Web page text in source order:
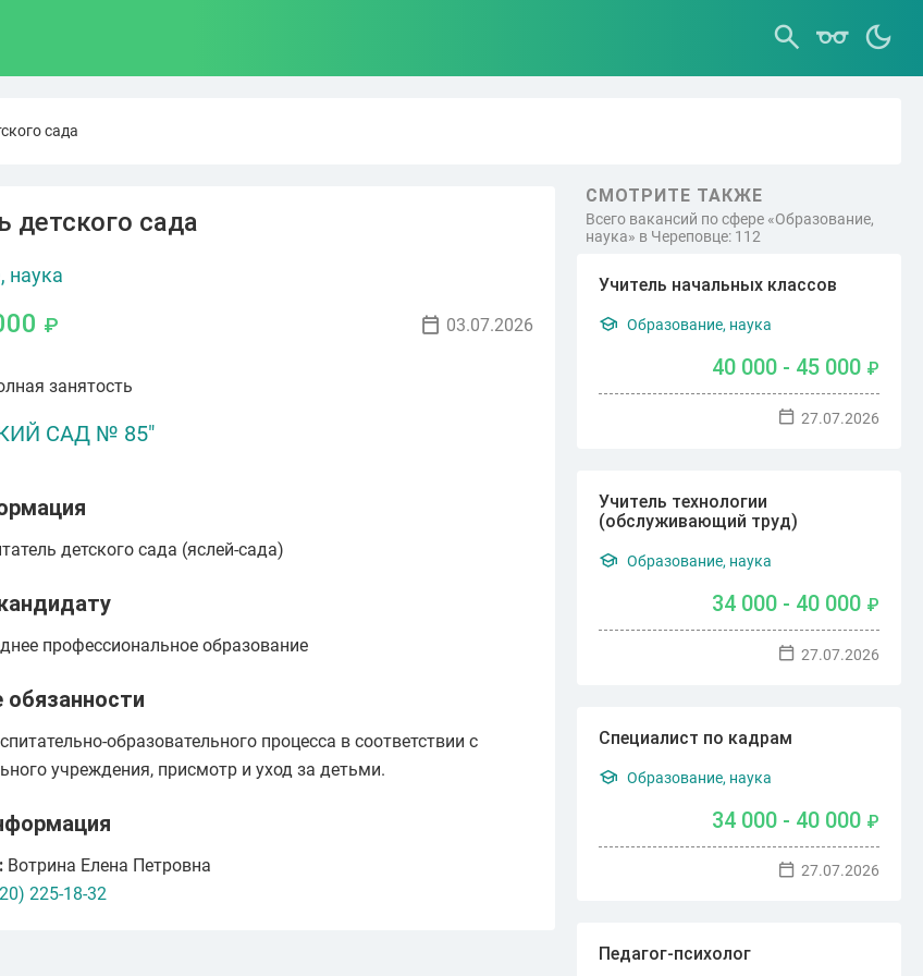
сада
детского сада
наука
₽ 03.07.2026
занятость
САД № 85"
детского сада (яслей-сада)
профессиональное образование
образовательного процесса в соответствии с
учреждения, присмотр и уход за детьми.
Вотрина Елена Петровна
225-18-32
СМОТРИТЕ ТАКЖЕ
Всего вакансий по сфере «Образование,
наука» в Череповце: 112
Учитель начальных классов
Образование, наука
40 000 - 45 000 ₽
27.07.2026
Учитель технологии
(обслуживающий труд)
Образование, наука
34 000 - 40 000 ₽
27.07.2026
Специалист по кадрам
Образование, наука
34 000 - 40 000 ₽
27.07.2026
Педагог-психолог